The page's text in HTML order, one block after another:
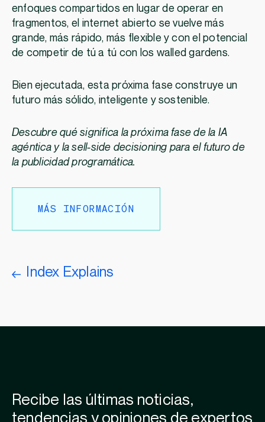
enfoques compartidos en lugar de operar en
fragmentos, el internet abierto se vuelve más
grande, más rápido, más flexible y con el potencial
de competir de tú a tú con los walled gardens.
Bien ejecutada, esta próxima fase construye un
futuro más sólido, inteligente y sostenible.
Descubre qué significa la próxima fase de la IA
agéntica y la sell-side decisioning para el futuro de
la publicidad programática.
MÁS INFORMACIÓN
Index Explains
Recibe las últimas noticias,
tendencias y opiniones de expertos